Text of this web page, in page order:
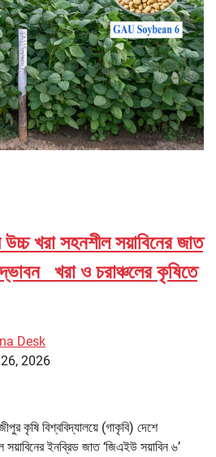
খরা সহনশীল সয়াবিনের জাত
খরা ও চরাঞ্চলের কৃষিতে
Desk
2026
কৃষি বিশ্ববিদ্যালয়ে (গাকৃবি) দেশে
ইনব্রিড জাত ‘জিএইউ সয়াবিন ৬’